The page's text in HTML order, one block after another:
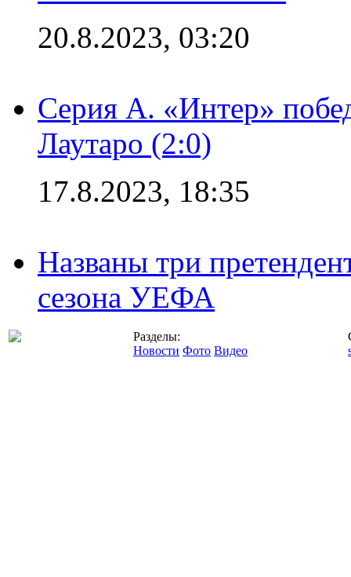
20.8.2023, 03:20
Серия А. «Интер»
Лаутаро (2:0)
17.8.2023, 18:35
Названы три
сезона УЕФА
Разделы:
Новости Фото Видео